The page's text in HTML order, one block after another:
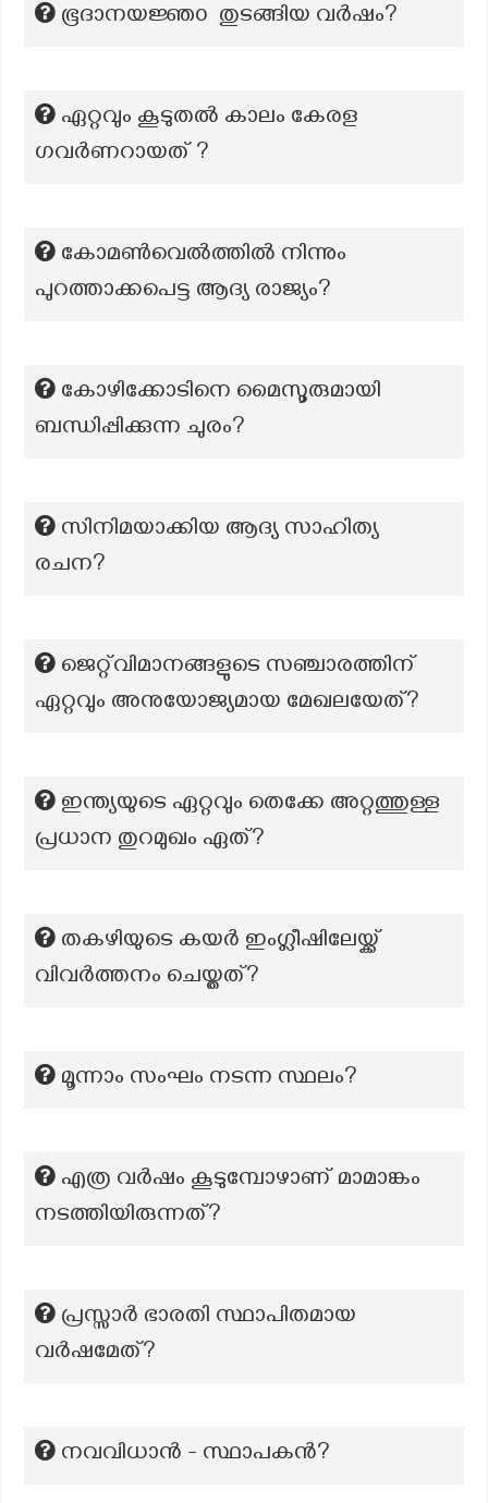
ഭൂദാനയജ്ഞ൦ തുടങ്ങിയ വർഷം?
ഏറ്റവും കൂടുതൽ കാലം കേരള
ഗവർണറായത് ?
കോമൺവെൽത്തിൽ നിന്നും
പുറത്താക്കപെട്ട ആദ്യ രാജ്യം?
കോഴിക്കോടിനെ മൈസൂരുമായി
ബന്ധിപ്പിക്കുന്ന ചുരം?
സിനിമയാക്കിയ ആദ്യ സാഹിത്യ
രചന?
ജെറ്റ്‌വിമാനങ്ങളുടെ സഞ്ചാരത്തിന്
ഏറ്റവും അനുയോജ്യമായ മേഖലയേത്?
ഇന്ത്യയുടെ ഏറ്റവും തെക്കേ അറ്റത്തുള്ള
പ്രധാന തുറമുഖം ഏത്?
തകഴിയുടെ കയർ ഇംഗ്ലീഷിലേയ്ക്ക്
വിവർത്തനം ചെയ്തത്?
മൂന്നാം സംഘം നടന്ന സ്ഥലം?
എത്ര വർഷം കൂടുമ്പോഴാണ് മാമാങ്കം
നടത്തിയിരുന്നത്?
പ്രസ്സാർ ഭാരതി സ്ഥാപിതമായ
വർഷമേത്?
നവവിധാൻ - സ്ഥാപകന്‍?